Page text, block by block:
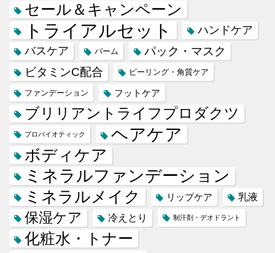
セール＆キャンペーン
トライアルセット
ハンドケア
バスケア
バーム
パック・マスク
ビタミンC配合
ピーリング・角質ケア
ファンデーション フットケア
ブリリアントライフプロダクツ
プロバイオティック ヘアケア
ボディケア
ミネラルファンデーション
ミネラルメイク リップケア 乳液
保湿ケア 冷えとり 制汗剤・デオドラント
化粧水・トナー